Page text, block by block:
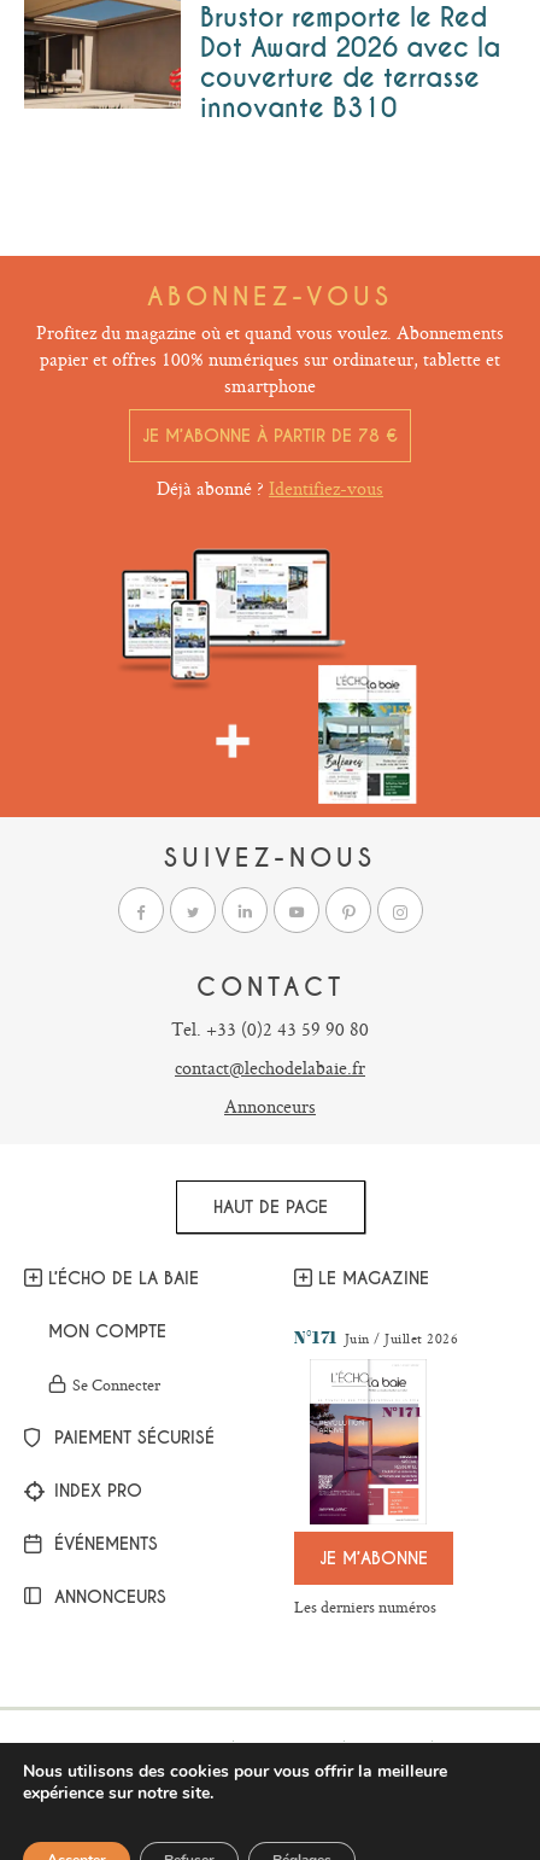
Brustor remporte le Red
Dot Award 2026 avec la
couverture de terrasse
innovante B310
ABONNEZ-VOUS
Profitez du magazine où et quand vous voulez. Abonnements
papier et offres 100% numériques sur ordinateur, tablette et
smartphone
JE M’ABONNE À PARTIR DE 78 €
Déjà abonné ? Identifiez-vous
SUIVEZ-NOUS
CONTACT
Tel. +33 (0)2 43 59 90 80
contact@lechodelabaie.fr
Annonceurs
HAUT DE PAGE
L’ÉCHO DE LA BAIE
MON COMPTE
Se Connecter
PAIEMENT SÉCURISÉ
INDEX PRO
ÉVÉNEMENTS
ANNONCEURS
LE MAGAZINE
N°171 Juin / Juillet 2026
JE M’ABONNE
Les derniers numéros
Mentions légales Plan du site
Contact
Respect de la vie privée
Conditions générales de vente
Pour répondre au mieux à vos
Nous utilisons des cookies pour vous offrir la meilleure
expérience sur notre site.